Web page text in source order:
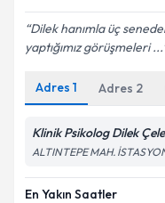
Kişisel
Metni'ni
kapsamda
Dilek hanımla üç
yaptığımız görüşmeleri ...
Adres 1 Adres 2
Klinik Psikolog Dilek
ALTINTEPE MAH.
En Yakın Saatler